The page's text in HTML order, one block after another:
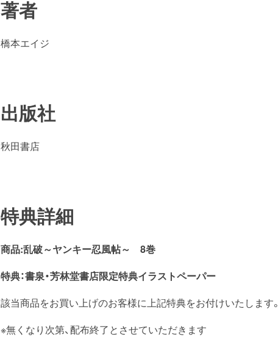
著者
橋本エイジ
出版社
秋田書店
特典詳細
商品:乱破～ヤンキー忍風帖～ 8巻
特典：書泉・芳林堂書店限定特典イラストペーパー
該当商品をお買い上げのお客様に上記特典をお付けいたします。
※無くなり次第、配布終了とさせていただきます